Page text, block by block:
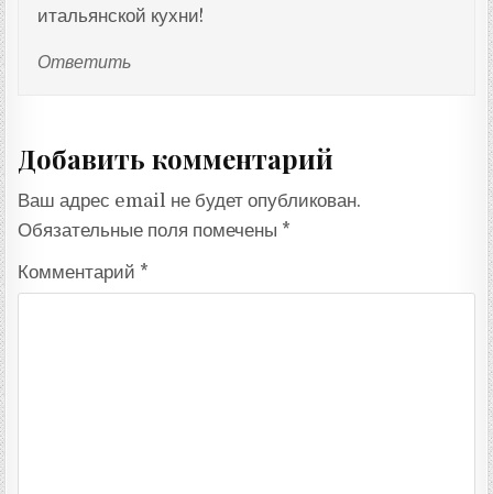
итальянской кухни!
Ответить
Добавить комментарий
Ваш адрес email не будет опубликован.
Обязательные поля помечены *
Комментарий *